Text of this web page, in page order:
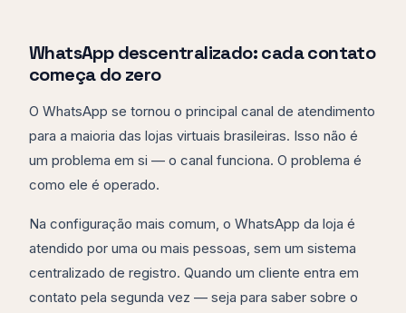
WhatsApp descentralizado: cada contato
começa do zero
O WhatsApp se tornou o principal canal de atendimento
para a maioria das lojas virtuais brasileiras. Isso não é
um problema em si — o canal funciona. O problema é
como ele é operado.
Na configuração mais comum, o WhatsApp da loja é
atendido por uma ou mais pessoas, sem um sistema
centralizado de registro. Quando um cliente entra em
contato pela segunda vez — seja para saber sobre o